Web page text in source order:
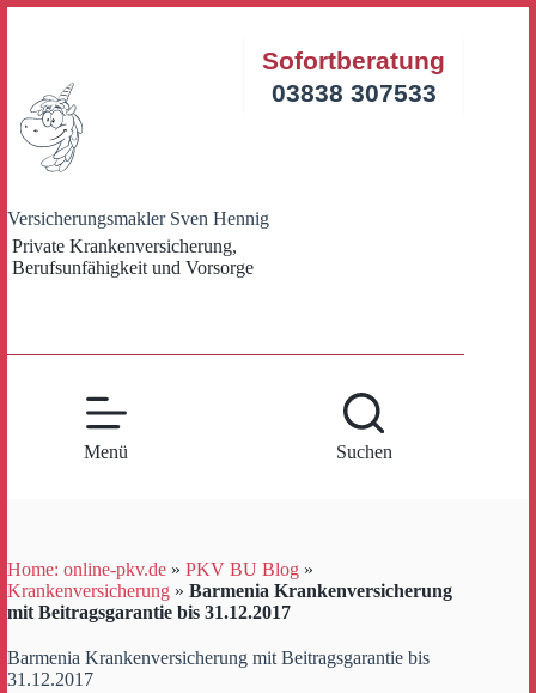
Versicherungsmakler Sven Hennig
Private Krankenversicherung,
Berufsunfähigkeit und Vorsorge
Sofortberatung
03838 307533
Menü Suchen
Home: online-pkv.de » PKV BU Blog »
Krankenversicherung » Barmenia Krankenversicherung
mit Beitragsgarantie bis 31.12.2017
Barmenia Krankenversicherung mit Beitragsgarantie bis
31.12.2017